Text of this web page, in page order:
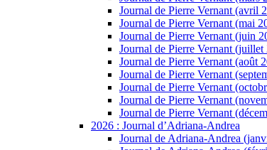
Journal de Pierre Vernant (avril
Journal de Pierre Vernant (mai
Journal de Pierre Vernant (juin
Journal de Pierre Vernant
Journal de Pierre Vernant (août
Journal de Pierre Vernant
Journal de Pierre Vernant
Journal de Pierre Vernant
Journal de Pierre Vernant
2026 : Journal d’Adriana-Andrea
Journal de Adriana-Andrea